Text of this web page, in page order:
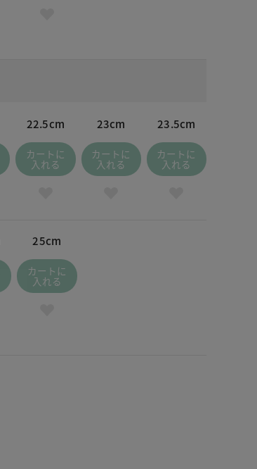
22.5cm
カートに
入れる
23cm
カートに
入れる
23.5cm
カートに
入れる
25cm
カートに
入れる